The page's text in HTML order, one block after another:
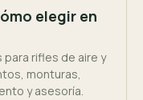
elegir en
para rifles de aire y
monturas,
y asesoría.